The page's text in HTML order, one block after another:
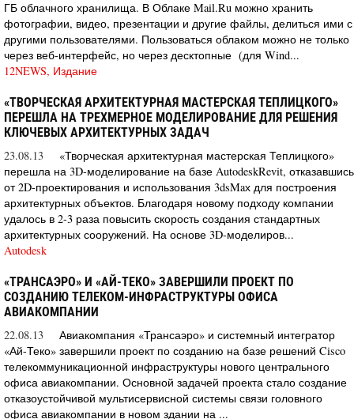
ГБ облачного хранилища. В Облаке Mail.Ru можно хранить
фотографии, видео, презентации и другие файлы, делиться ими с
другими пользователями. Пользоваться облаком можно не только
через веб-интерфейс, но через десктопные (для Wind...
12NEWS, Издание
«ТВОРЧЕСКАЯ АРХИТЕКТУРНАЯ МАСТЕРСКАЯ ТЕПЛИЦКОГО»
ПЕРЕШЛА НА ТРЕХМЕРНОЕ МОДЕЛИРОВАНИЕ ДЛЯ РЕШЕНИЯ
КЛЮЧЕВЫХ АРХИТЕКТУРНЫХ ЗАДАЧ
23.08.13
«Творческая архитектурная мастерская Теплицкого»
перешла на 3D-моделирование на базе AutodeskRevit, отказавшись
от 2D-проектирования и использования 3dsMaх для построения
архитектурных объектов. Благодаря новому подходу компании
удалось в 2-3 раза повысить скорость создания стандартных
архитектурных сооружений. На основе 3D-моделиров...
Autodesk
«ТРАНСАЭРО» И «АЙ-ТЕКО» ЗАВЕРШИЛИ ПРОЕКТ ПО
СОЗДАНИЮ ТЕЛЕКОМ-ИНФРАСТРУКТУРЫ ОФИСА
АВИАКОМПАНИИ
22.08.13
Авиакомпания «Трансаэро» и системный интегратор
«Ай-Теко» завершили проект по созданию на базе решений Cisco
телекоммуникационной инфраструктуры нового центрального
офиса авиакомпании. Основной задачей проекта стало создание
отказоустойчивой мультисервисной системы связи головного
офиса авиакомпании в новом здании на ...